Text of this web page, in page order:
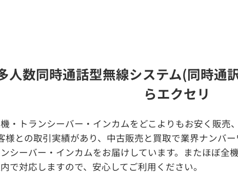
人数同時通話型無線システム(同時通
らエクセリ
・トランシーバー・インカムをどこよりもお安く販売
様との取引実績があり、中古販売と買取で業界ナンバ
シーバー・インカムをお届けしています。またほぼ全
で対応しますので、安心してご利用ください。